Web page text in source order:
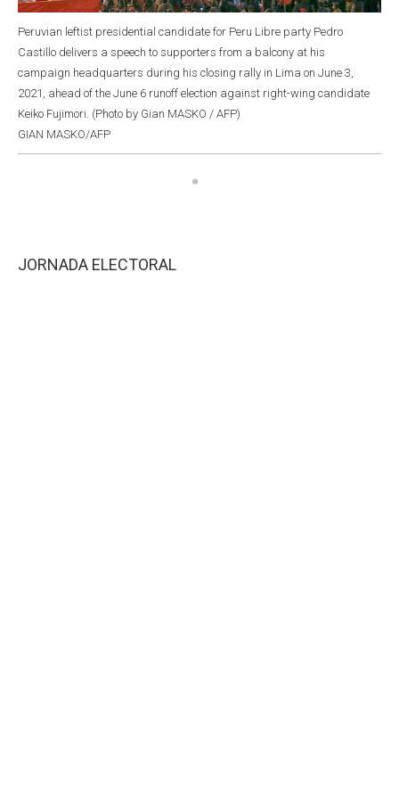
Peruvian leftist presidential candidate for Peru Libre party Pedro
Castillo delivers a speech to supporters from a balcony at his
campaign headquarters during his closing rally in Lima on June 3,
2021, ahead of the June 6 runoff election against right-wing candidate
Keiko Fujimori. (Photo by Gian MASKO / AFP)
GIAN MASKO/AFP
JORNADA ELECTORAL